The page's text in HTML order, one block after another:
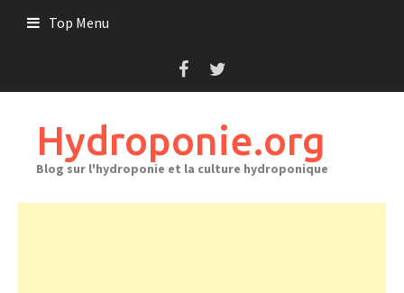
Top Menu
Hydroponie.org
Blog sur l'hydroponie et la culture hydroponique